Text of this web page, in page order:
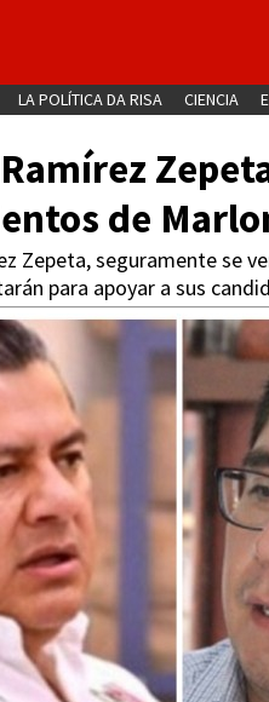
LA POLÍTICA DA RISA CIENCIA
de
Zepeta, seguramente se
para apoyar a sus